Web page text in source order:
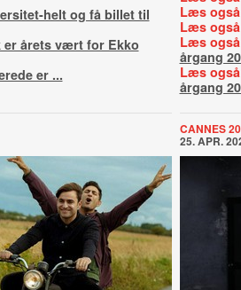
helt og få billet til
er årets vært for Ekko
er ...
Læs
Læs
Læs
årgang
Læs
årgang
CANNES
25. APR.